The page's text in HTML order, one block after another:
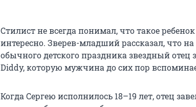
Стилист не всегда понимал, что такое
интересно. Зверев-младший рассказал, что
обычного детского праздника звездный отец
Diddy, которую мужчина до сих пор
Когда Сергею исполнилось 18–19 лет, отец